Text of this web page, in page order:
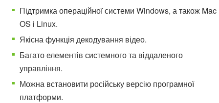
Підтримка операційної системи Windows, а також Mac
OS і Linux.
Якісна функція декодування відео.
Багато елементів системного та віддаленого
управління.
Можна встановити російську версію програмної
платформи.